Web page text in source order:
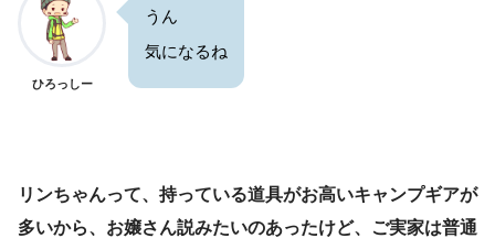
ひろっしー
うん
気になるね
リンちゃんって、持っている道具がお高いキャンプギアが
多いから、お嬢さん説みたいのあったけど、ご実家は普通